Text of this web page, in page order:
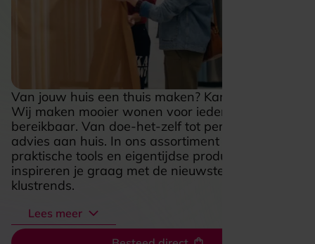
Van jouw huis een thuis maken? Karwei helpt.
Wij maken mooier wonen voor iedereen
bereikbaar. Van doe-het-zelf tot persoonlijke
advies aan huis. In ons assortiment vind je
praktische tools en eigentijdse producten. En we
inspireren je graag met de nieuwste woon- en
klustrends.
Of je nu aan de slag wil met een nieuwe vloer, op
zoek bent naar verf of behang met karakter,
Lees meer